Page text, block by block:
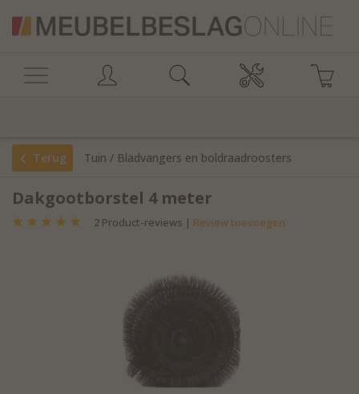
Terug Tuin / Bladvangers en boldraadroosters
Dakgootborstel 4 meter
2 Product-reviews | Review toevoegen